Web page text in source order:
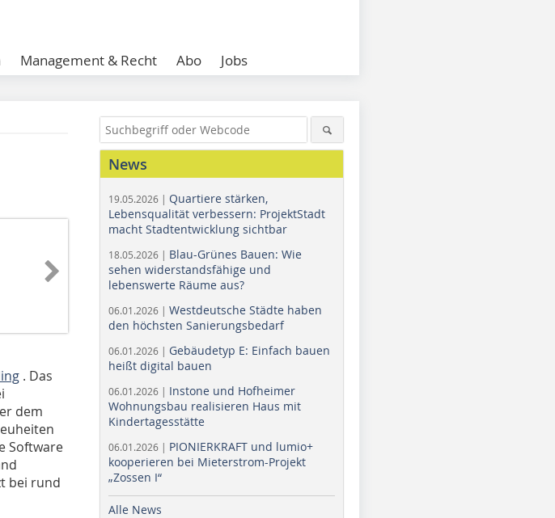
Management & Recht Abo Jobs
. Das
dem
Software
bei rund
News
19.05.2026 | Quartiere stärken,
Lebensqualität verbessern: ProjektStadt
macht Stadtentwicklung sichtbar
18.05.2026 | Blau-Grünes Bauen: Wie
sehen widerstandsfähige und
lebenswerte Räume aus?
06.01.2026 | Westdeutsche Städte haben
den höchsten Sanierungsbedarf
06.01.2026 | Gebäudetyp E: Einfach bauen
heißt digital bauen
06.01.2026 | Instone und Hofheimer
Wohnungsbau realisieren Haus mit
Kindertagesstätte
06.01.2026 | PIONIERKRAFT und lumio+
kooperieren bei Mieterstrom-Projekt
„Zossen I“
Alle News